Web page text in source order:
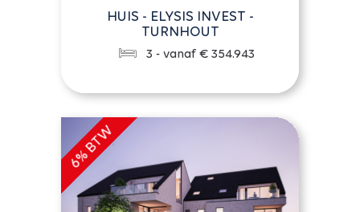
HUIS - ELYSIS INVEST -
TURNHOUT
3 - vanaf € 354.943